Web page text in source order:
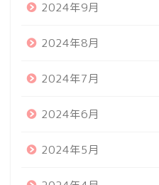
2024年9月
2024年8月
2024年7月
2024年6月
2024年5月